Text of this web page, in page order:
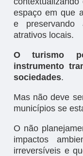
espaço em que
e
atrativos locais.
O turismo
instrumento
sociedades.
Mas não deve
municípios se
O não
impactos
irreversíveis e